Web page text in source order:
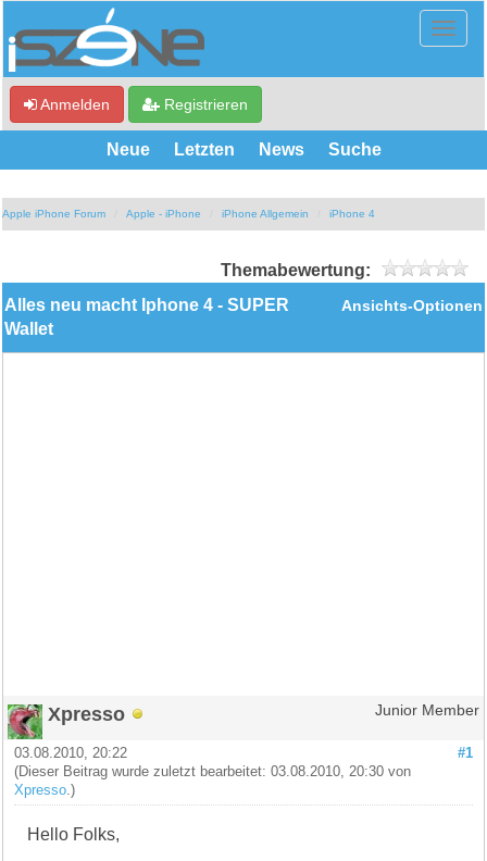
Anmelden Registrieren
Neue Letzten News Suche
Apple iPhone Forum Apple - iPhone iPhone Allgemein iPhone 4
Themabewertung:
Ansichts-Optionen
Alles neu macht Iphone 4 - SUPER
Wallet
Xpresso Junior Member
#1
03.08.2010, 20:22
(Dieser Beitrag wurde zuletzt bearbeitet: 03.08.2010, 20:30 von
Xpresso .)
Hello Folks,